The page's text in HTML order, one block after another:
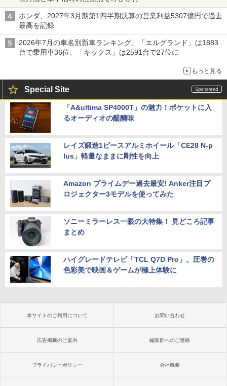
ホンダ、2027年3月期第1四半期決算の営業利益5307億円で過去
最高を記録
2026年7月の車名別新車ランキング、「エルグランド」は1883
台で乗用車36位、「キックス」は2591台で27位に
もっと見る
Special Site
「A&ultima SP4000T」の魅力！ポケットに入
るオーディオの醍醐味
レイズ鍛造1ピースアルミホイール「CE28 N-p
lus」軽量なままに剛性を向上
Amazon プライムデー過去最安! Anker注目プ
ロジェクター3モデルを使ってみた
ソニーミラーレス一眼の大特集！ 見どころ記事
まとめ
ハイグレードテレビ「TCL Q7D Pro」。圧巻の
色彩美で映画＆ゲームが極上体験に
本サイトのご利用について お問い合わせ
広告掲載のご案内 編集部へのご連絡
プライバシーポリシー 会社概要